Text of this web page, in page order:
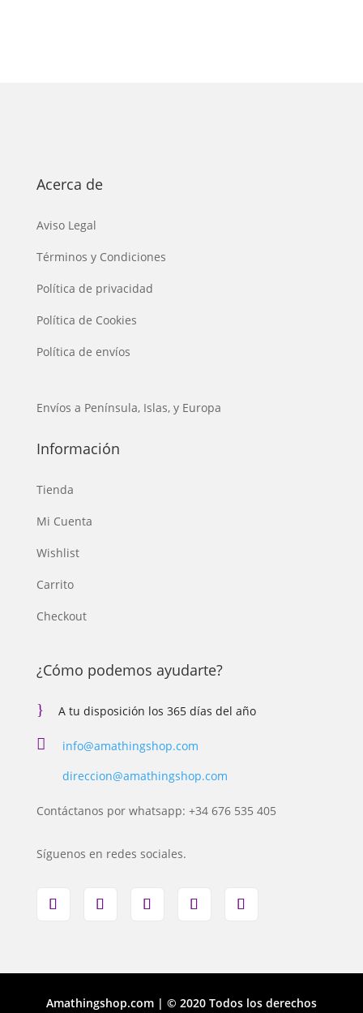
Acerca de
Aviso Legal
Términos y Condiciones
Política de privacidad
Política de Cookies
Política de envíos
Envíos a Península, Islas, y Europa
Información
Tienda
Mi Cuenta
Wishlist
Carrito
Checkout
¿Cómo podemos ayudarte?
} A tu disposición los 365 días del año

info@amathingshop.com
direccion@amathingshop.com
Contáctanos por whatsapp: +34 676 535 405
Síguenos en redes sociales.
Amathingshop.com | © 2020 Todos los derechos